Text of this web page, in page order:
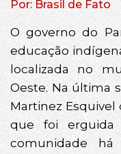
Por: Brasil de Fato
O governo do
educação
localizada no
Oeste. Na última
Martinez
que foi erguida
comunidade